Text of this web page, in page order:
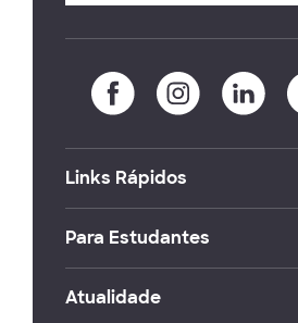
Links Rápidos
Para Estudantes
Atualidade